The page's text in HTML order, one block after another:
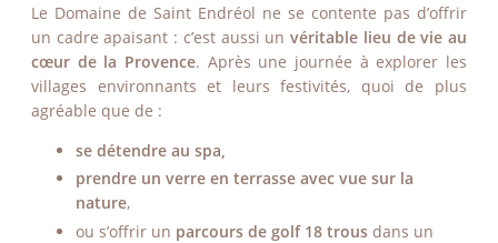
Le Domaine de Saint Endréol ne se contente pas d’offrir
un cadre apaisant : c’est aussi unvéritable lieu de vie au
cœur de la Provence. Après une journée à explorer les
villages environnants et leurs festivités, quoi de plus
agréable que de :
se détendre au spa,
prendre un verre en terrasse avec vue sur la
nature,
ou s’offrir un parcours de golf 18 trous dans un